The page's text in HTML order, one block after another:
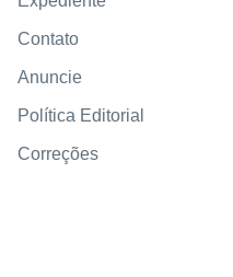
Contato
Anuncie
Política Editorial
Correções